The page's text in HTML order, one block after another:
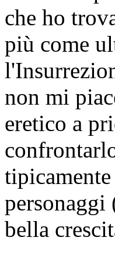
che ho
più come
non mi
eretico a
bella